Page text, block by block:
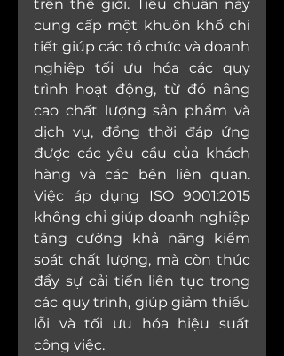
trên thế giới. Tiêu chuẩn này
cung cấp một khuôn khổ chi
tiết giúp các tổ chức và doanh
nghiệp tối ưu hóa các quy
trình hoạt động, từ đó nâng
cao chất lượng sản phẩm và
dịch vụ, đồng thời đáp ứng
được các yêu cầu của khách
hàng và các bên liên quan.
Việc áp dụng ISO 9001:2015
không chỉ giúp doanh nghiệp
tăng cường khả năng kiểm
soát chất lượng, mà còn thúc
đẩy sự cải tiến liên tục trong
các quy trình, giúp giảm thiểu
lỗi và tối ưu hóa hiệu suất
công việc.